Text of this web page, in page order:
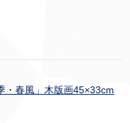
・春風」木版画45×33cm